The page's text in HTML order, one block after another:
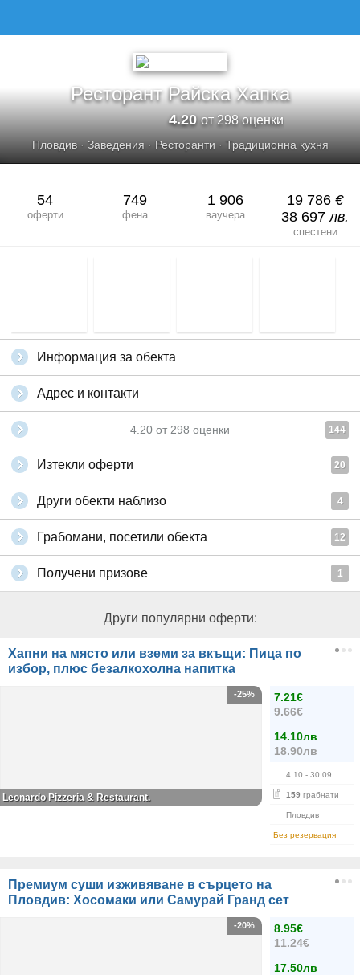
Ресторант Райска Хапка
4.20от 298 оценки
Пловдив· Заведения· Ресторанти· Традиционна кухня
54
оферти
749
фена
1 906
ваучера
19 786 €
38 697лв.
спестени
Информация за обекта
Адрес и контакти
4.20 от 298 оценки 144
Изтекли оферти 20
Други обекти наблизо 4
Грабомани, посетили обекта 12
Получени призове 1
Други популярни оферти:
Хапни на място или вземи за вкъщи: Пица по
избор, плюс безалкохолна напитка
7.21€
9.66€
14.10лв
18.90лв
4.10 - 30.09
159 грабнати
Пловдив
Без резервация
-25%
Leonardo Pizzeria & Restaurant.
Премиум суши изживяване в сърцето на
Пловдив: Хосомаки или Самурай Гранд сет
8.95€
11.24€
17.50лв
-20%